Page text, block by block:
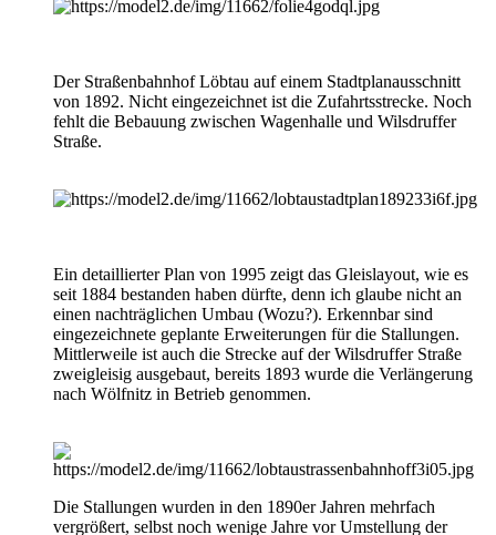
Der Straßenbahnhof Löbtau auf einem Stadtplanausschnitt
von 1892. Nicht eingezeichnet ist die Zufahrtsstrecke. Noch
fehlt die Bebauung zwischen Wagenhalle und Wilsdruffer
Straße.
Ein detaillierter Plan von 1995 zeigt das Gleislayout, wie es
seit 1884 bestanden haben dürfte, denn ich glaube nicht an
einen nachträglichen Umbau (Wozu?). Erkennbar sind
eingezeichnete geplante Erweiterungen für die Stallungen.
Mittlerweile ist auch die Strecke auf der Wilsdruffer Straße
zweigleisig ausgebaut, bereits 1893 wurde die Verlängerung
nach Wölfnitz in Betrieb genommen.
Die Stallungen wurden in den 1890er Jahren mehrfach
vergrößert, selbst noch wenige Jahre vor Umstellung der